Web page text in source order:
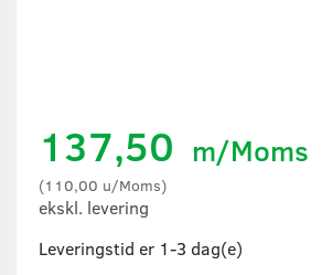
137,50 m/Moms
(110,00 u/Moms)
ekskl. levering
Leveringstid er 1-3 dag(e)